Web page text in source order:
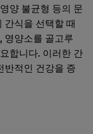
양 불균형 등의 문
간식을 선택할 때
영양소를 골고루
합니다. 이러한 간
반적인 건강을 증